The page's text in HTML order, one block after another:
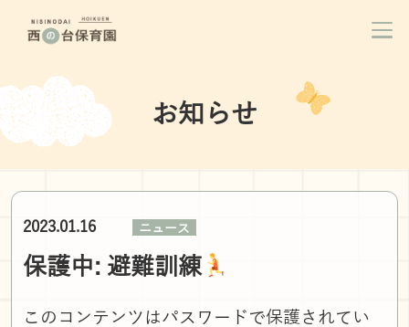
お知らせ
2023.01.16 ニュース
保護中: 避難訓練
このコンテンツはパスワードで保護されてい